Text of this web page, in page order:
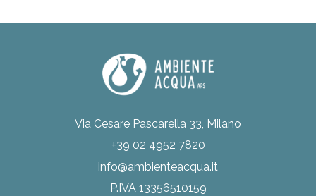
Via Cesare Pascarella 33, Milano
+39 02 4952 7820
info@ambienteacqua.it
P.IVA 13356510159